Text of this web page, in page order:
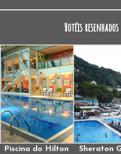
Hotéis
Piscina do Hilton
Sheraton